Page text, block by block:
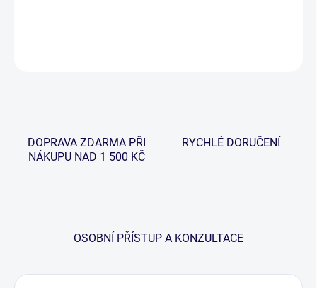
DOPRAVA ZDARMA PŘI
NÁKUPU NAD 1 500 KČ
RYCHLÉ DORUČENÍ
OSOBNÍ PŘÍSTUP A KONZULTACE